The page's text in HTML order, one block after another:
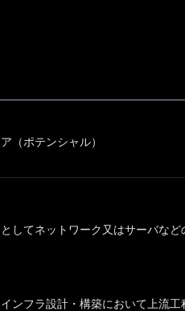
（ポテンシャル）
してネットワーク又はサーバな
ンフラ設計・構築において上流